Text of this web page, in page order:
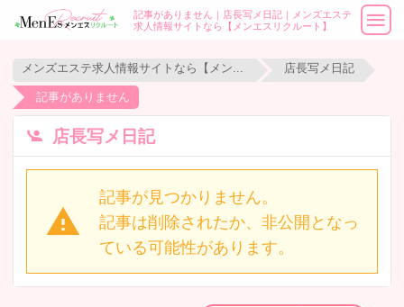
記事がありません｜店長写メ日記｜メンズエステ
求人情報サイトなら【メンエスリクルート】
店長写メ日記
記事がありません
店長写メ日記
記事が見つかりません。
記事は削除されたか、非公開となっ
ている可能性があります。